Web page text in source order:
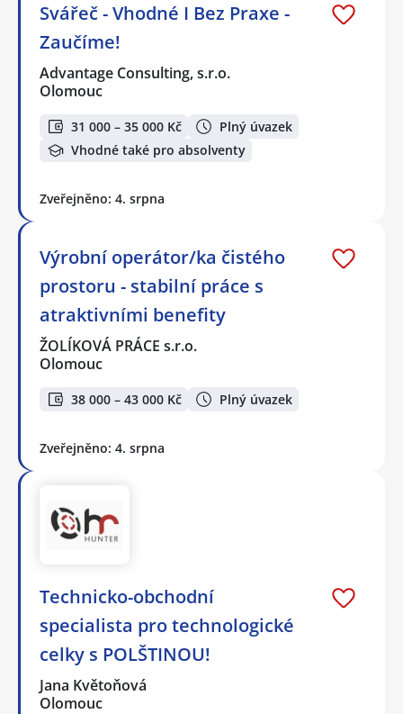
Svářeč - Vhodné I Bez Praxe -
Zaučíme!
Advantage Consulting, s.r.o.
Olomouc
31 000 – 35 000 Kč
Plný úvazek
Vhodné také pro absolventy
Zveřejněno: 4. srpna
Výrobní operátor/ka čistého
prostoru - stabilní práce s
atraktivními benefity
ŽOLÍKOVÁ PRÁCE s.r.o.
Olomouc
38 000 – 43 000 Kč Plný úvazek
Zveřejněno: 4. srpna
Technicko-obchodní
specialista pro technologické
celky s POLŠTINOU!
Jana Květoňová
Olomouc